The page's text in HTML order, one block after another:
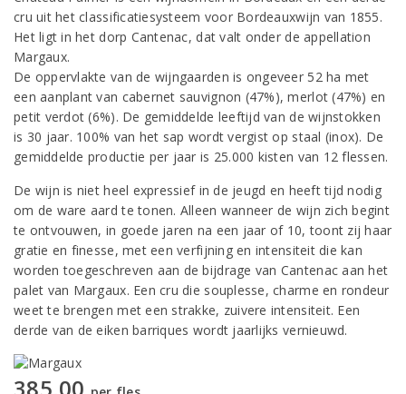
cru uit het classificatiesysteem voor Bordeauxwijn van 1855.
Het ligt in het dorp Cantenac, dat valt onder de appellation
Margaux.
De oppervlakte van de wijngaarden is ongeveer 52 ha met
een aanplant van cabernet sauvignon (47%), merlot (47%) en
petit verdot (6%). De gemiddelde leeftijd van de wijnstokken
is 30 jaar. 100% van het sap wordt vergist op staal (inox). De
gemiddelde productie per jaar is 25.000 kisten van 12 flessen.
De wijn is niet heel expressief in de jeugd en heeft tijd nodig
om de ware aard te tonen. Alleen wanneer de wijn zich begint
te ontvouwen, in goede jaren na een jaar of 10, toont zij haar
gratie en finesse, met een verfijning en intensiteit die kan
worden toegeschreven aan de bijdrage van Cantenac aan het
palet van Margaux. Een cru die souplesse, charme en rondeur
weet te brengen met een strakke, zuivere intensiteit. Een
derde van de eiken barriques wordt jaarlijks vernieuwd.